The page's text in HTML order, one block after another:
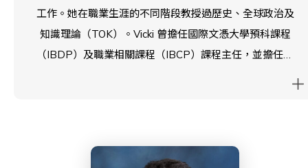
工作。她在職業生涯的不同階段教授過歷史、全球政治及
知識理論（TOK）。Vicki 曾擔任國際文憑大學預科課程
（IBDP）及職業相關課程（IBCP）課程主任，並擔任多
判性思維。她已完成國家校長資格（NPQH），並擁有教